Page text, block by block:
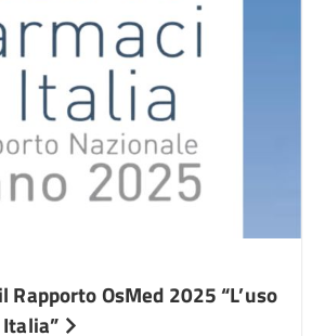
Rapporto OsMed 2025 “L’uso